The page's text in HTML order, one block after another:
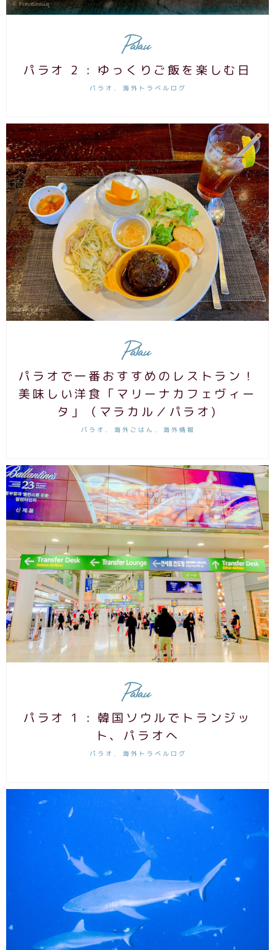
Palau
パラオ 2 : ゆっくりご飯を楽しむ日
パラオ , 海外トラベルログ
Palau
パラオで一番おすすめのレストラン！
美味しい洋食「マリーナカフェヴィー
タ」（マラカル／パラオ)
パラオ , 海外ごはん , 海外情報
Palau
パラオ 1 : 韓国ソウルでトランジッ
ト、パラオへ
パラオ , 海外トラベルログ